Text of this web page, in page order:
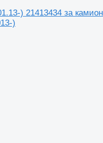
) 21413434 за камион
)